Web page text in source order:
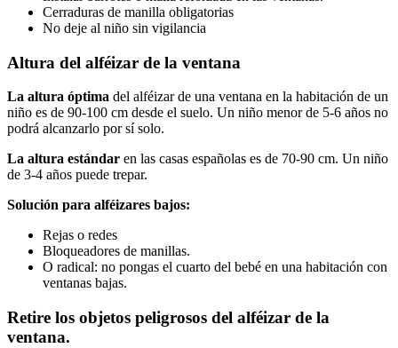
Cerraduras de manilla obligatorias
No deje al niño sin vigilancia
Altura del alféizar de la ventana
La altura óptima del alféizar de una ventana en la habitación de un
niño es de 90-100 cm desde el suelo. Un niño menor de 5-6 años no
podrá alcanzarlo por sí solo.
La altura estándar en las casas españolas es de 70-90 cm. Un niño
de 3-4 años puede trepar.
Solución para alféizares bajos:
Rejas o redes
Bloqueadores de manillas.
O radical: no pongas el cuarto del bebé en una habitación con
ventanas bajas.
Retire los objetos peligrosos del alféizar de la
ventana.